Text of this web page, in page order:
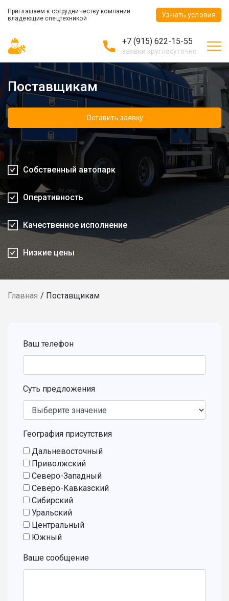
Приглашаем к сотрудничеству компании
владеющие спецтехникой
Узнать условия
+7 (915) 622-15-55
заявки круглосуточно
Поставщикам
Оставить заявку
Собственный автопарк
Оперативность
Качественное исполнение
Низкие цены
Главная Поставщикам
Ваш телефон
Суть предложения
География присутствия
Дальневосточный
Приволжский
Северо-Западный
Северо-Кавказский
Сибирский
Уральский
Центральный
Южный
Ваше сообщение